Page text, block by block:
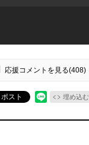
応援コメントを見る(408)
ポスト 埋め込む